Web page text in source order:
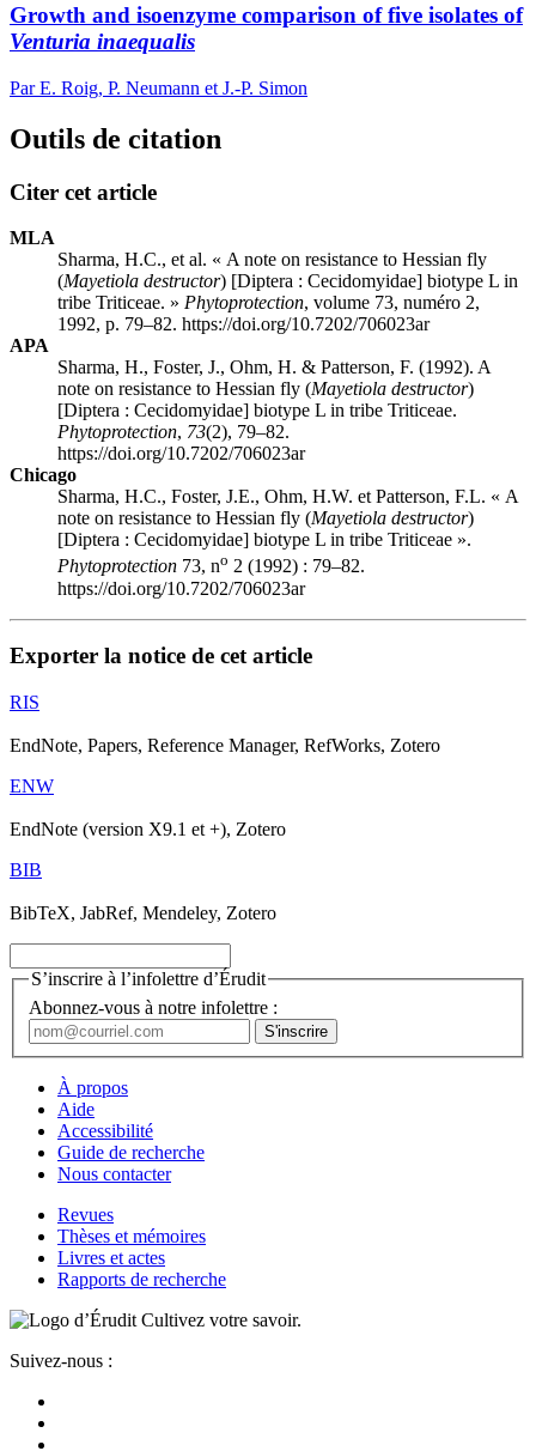
Growth and isoenzyme comparison of five isolates of
Venturia inaequalis
Par E. Roig, P. Neumann et J.-P. Simon
Outils de citation
Citer cet article
MLA
Sharma, H.C., et al. « A note on resistance to Hessian fly
(Mayetiola destructor) [Diptera : Cecidomyidae] biotype L in
tribe Triticeae. » Phytoprotection, volume 73, numéro 2,
1992, p. 79–82. https://doi.org/10.7202/706023ar
APA
Sharma, H., Foster, J., Ohm, H. & Patterson, F. (1992). A
note on resistance to Hessian fly (Mayetiola destructor)
[Diptera : Cecidomyidae] biotype L in tribe Triticeae.
Phytoprotection, 73(2), 79–82.
https://doi.org/10.7202/706023ar
Chicago
Sharma, H.C., Foster, J.E., Ohm, H.W. et Patterson, F.L. « A
note on resistance to Hessian fly (Mayetiola destructor)
[Diptera : Cecidomyidae] biotype L in tribe Triticeae ».
Phytoprotection 73, no 2 (1992) : 79–82.
https://doi.org/10.7202/706023ar
Exporter la notice de cet article
RIS
EndNote, Papers, Reference Manager, RefWorks, Zotero
ENW
EndNote (version X9.1 et +), Zotero
BIB
BibTeX, JabRef, Mendeley, Zotero
S’inscrire à l’infolettre d’Érudit
Abonnez-vous à notre infolettre :
À propos
Aide
Accessibilité
Guide de recherche
Nous contacter
Revues
Thèses et mémoires
Livres et actes
Rapports de recherche
Cultivez votre savoir.
Suivez-nous :